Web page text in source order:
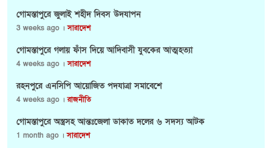
গোমস্তাপুরে জুলাই শহীদ দিবস উদযাপন
3 weeks ago ।সারাদেশ
গোমস্তাপুরে গলায় ফাঁস দিয়ে আদিবাসী যুবকের আত্মহত্যা
4 weeks ago ।সারাদেশ
রহনপুরে এনসিপি আয়োজিত পদযাত্রা সমাবেশে
4 weeks ago ।রাজনীতি
গোমস্তাপুরে অস্ত্রসহ আন্তঃজেলা ডাকাত দলের ৬ সদস্য আটক
1 month ago ।সারাদেশ